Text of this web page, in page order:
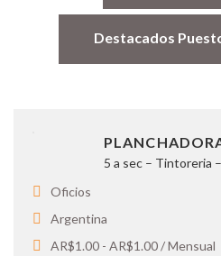
Destacados
5 a sec – Tintoreria
Oficios
Argentina
AR$1.00 - AR$1.00 / Mensual